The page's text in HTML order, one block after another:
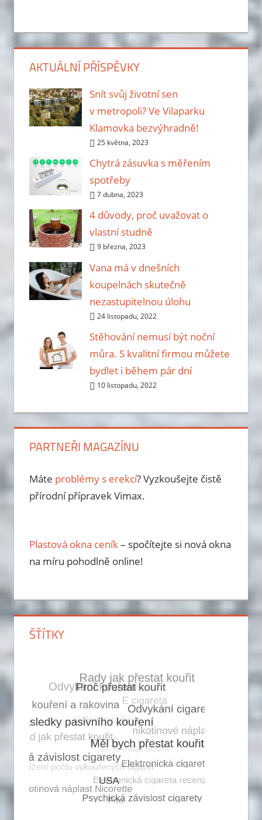
AKTUÁLNÍ PŘÍSPĚVKY
Snít svůj životní sen
v metropoli? Ve Vilaparku
Klamovka bezvýhradně!
25 května, 2023
Chytrá zásuvka s měřením
spotřeby
7 dubna, 2023
4 důvody, proč uvažovat o
vlastní studně
9 března, 2023
Vana má v dnešních
koupelnách skutečně
nezastupitelnou úlohu
24 listopadu, 2022
Stěhování nemusí být noční
můra. S kvalitní firmou můžete
bydlet i během pár dní
10 listopadu, 2022
PARTNEŘI MAGAZÍNU
Máte problémy s erekcí? Vyzkoušejte čistě
přírodní přípravek Vimax.
Plastová okna ceník– spočítejte si nová okna
na míru pohodlně online!
ŠŤÍTKY